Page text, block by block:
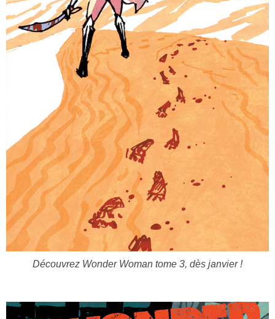
Découvrez Wonder Woman tome 3, dès janvier !